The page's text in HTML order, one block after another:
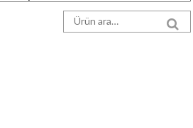
Arama sonuçları: